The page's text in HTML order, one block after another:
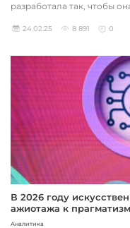
разработала так, чтобы
24.02.25 8 891 0
В 2026 году
ажиотажа к
Аналитика